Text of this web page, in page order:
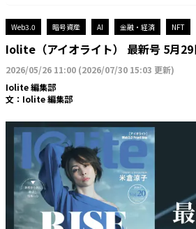
Web3.0 暗号資産 AI 金融・経済 NFT
Iolite（アイオライト） 最新号 5月29
2026/05/26 11:00 (2026/07/30 15:03 更新)
Iolite 編集部
文： Iolite 編集部